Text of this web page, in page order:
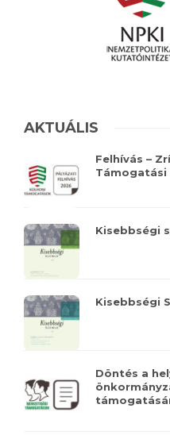
AKTUÁLIS
Felhívás –
Támogatási
Kisebbségi
Kisebbségi
Döntés a